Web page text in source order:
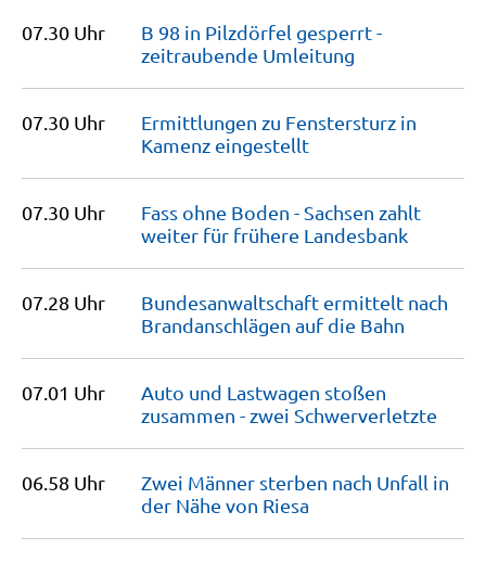
07.30 Uhr
B 98 in Pilzdörfel gesperrt -
zeitraubende Umleitung
07.30 Uhr
Ermittlungen zu Fenstersturz in
Kamenz eingestellt
07.30 Uhr
Fass ohne Boden - Sachsen zahlt
weiter für frühere Landesbank
07.28 Uhr
Bundesan­waltschaft ermittelt nach
Brandanschlägen auf die Bahn
07.01 Uhr
Auto und Lastwagen stoßen
zusammen - zwei Schwerverletzte
06.58 Uhr
Zwei Männer sterben nach Unfall in
der Nähe von Riesa